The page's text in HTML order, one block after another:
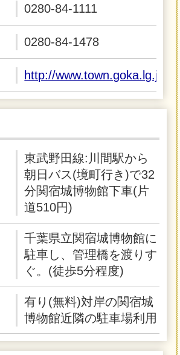
0280-84-1111
0280-84-1478
http://www.town.goka.lg.jp/
東武野田線:川間駅から
朝日バス(境町行き)で32
分関宿城博物館下車(片
道510円)
千葉県立関宿城博物館に
駐車し、管理橋を渡りす
ぐ。(徒歩5分程度)
有り(無料)対岸の関宿城
博物館近隣の駐車場利用